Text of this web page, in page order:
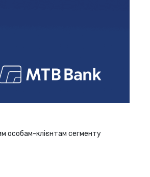
особам-клієнтам сегменту